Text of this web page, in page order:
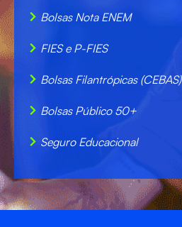
Bolsas Nota ENEM
FIES e P-FIES
Bolsas Filantrópicas (CEBAS)
Bolsas Público 50+
Seguro Educacional